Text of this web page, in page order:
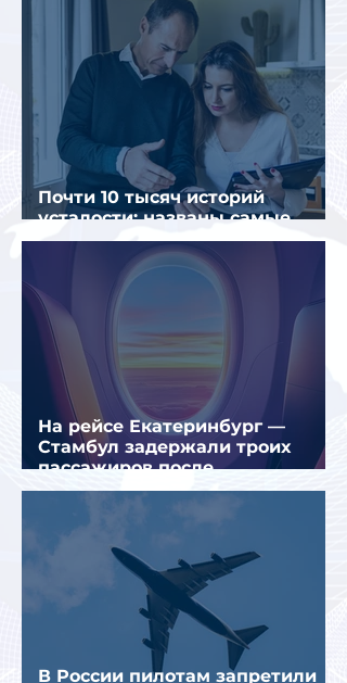
Почти 10 тысяч историй
усталости: названы самые
уставшие россияне
На рейсе Екатеринбург —
Стамбул задержали троих
пассажиров после
предполагаемой серии краж
В России пилотам запретили